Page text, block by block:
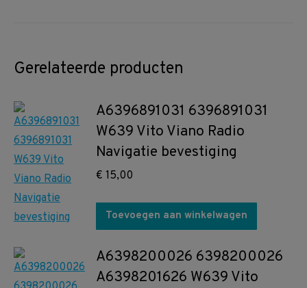
Gerelateerde producten
A6396891031 6396891031
W639 Vito Viano Radio
Navigatie bevestiging
€ 15,00
Toevoegen aan winkelwagen
A6398200026 6398200026
A6398201626 W639 Vito